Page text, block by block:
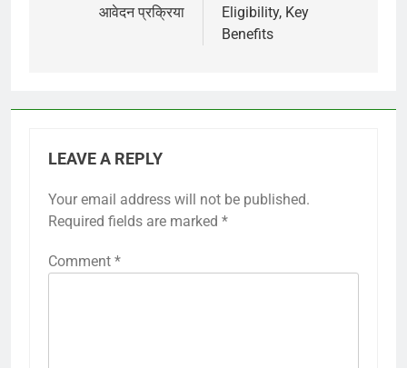
आवेदन प्रक्रिया
Eligibility, Key
Benefits
LEAVE A REPLY
Your email address will not be published.
Required fields are marked *
Comment *